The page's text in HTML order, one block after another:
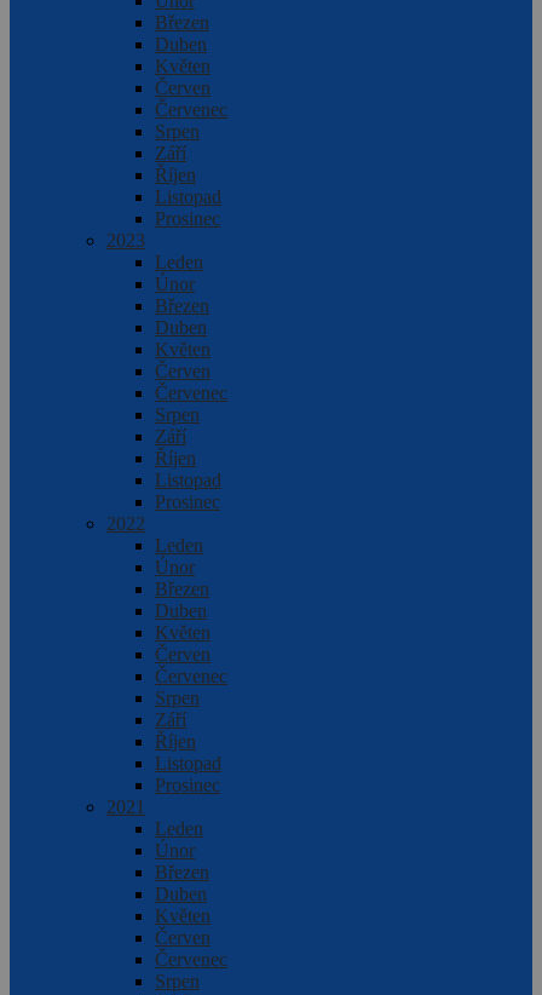
Březen
Duben
Květen
Červen
Červenec
Srpen
Září
Říjen
Listopad
Prosinec
2023
Leden
Únor
Březen
Duben
Květen
Červen
Červenec
Srpen
Září
Říjen
Listopad
Prosinec
2022
Leden
Únor
Březen
Duben
Květen
Červen
Červenec
Srpen
Září
Říjen
Listopad
Prosinec
2021
Leden
Únor
Březen
Duben
Květen
Červen
Červenec
Srpen